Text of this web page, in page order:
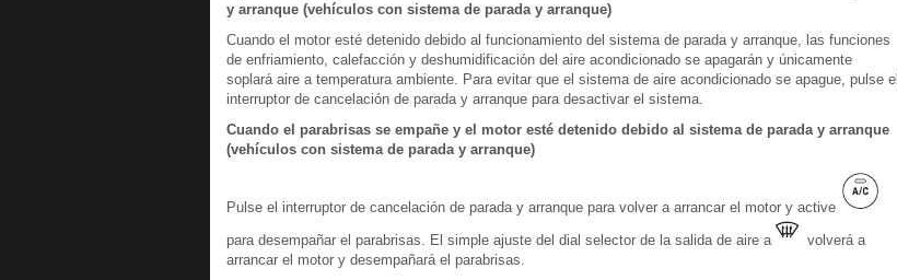
y arranque (vehículos con sistema de parada y arranque)
Cuando el motor esté detenido debido al funcionamiento del sistema de parada y arranque, las funciones
de enfriamiento, calefacción y deshumidificación del aire acondicionado se apagarán y únicamente
soplará aire a temperatura ambiente. Para evitar que el sistema de aire acondicionado se apague, pulse el
interruptor de cancelación de parada y arranque para desactivar el sistema.
Cuando el parabrisas se empañe y el motor esté detenido debido al sistema de parada y arranque
(vehículos con sistema de parada y arranque)
Pulse el interruptor de cancelación de parada y arranque para volver a arrancar el motor y active
para desempañar el parabrisas. El simple ajuste del dial selector de la salida de aire a
volverá a
arrancar el motor y desempañará el parabrisas.